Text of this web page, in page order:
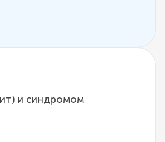
и синдромом